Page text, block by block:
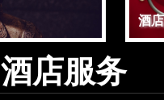
酒
酒店服务